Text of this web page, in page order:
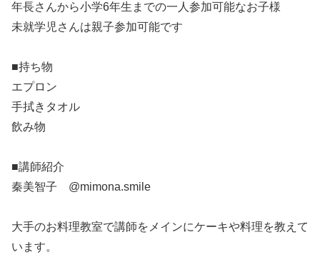
年長さんから小学6年生までの一人参加可能なお子様
未就学児さんは親子参加可能です
■持ち物
エプロン
手拭きタオル
飲み物
■講師紹介
秦美智子 @mimona.smile
大手のお料理教室で講師をメインにケーキや料理を教えて
います。